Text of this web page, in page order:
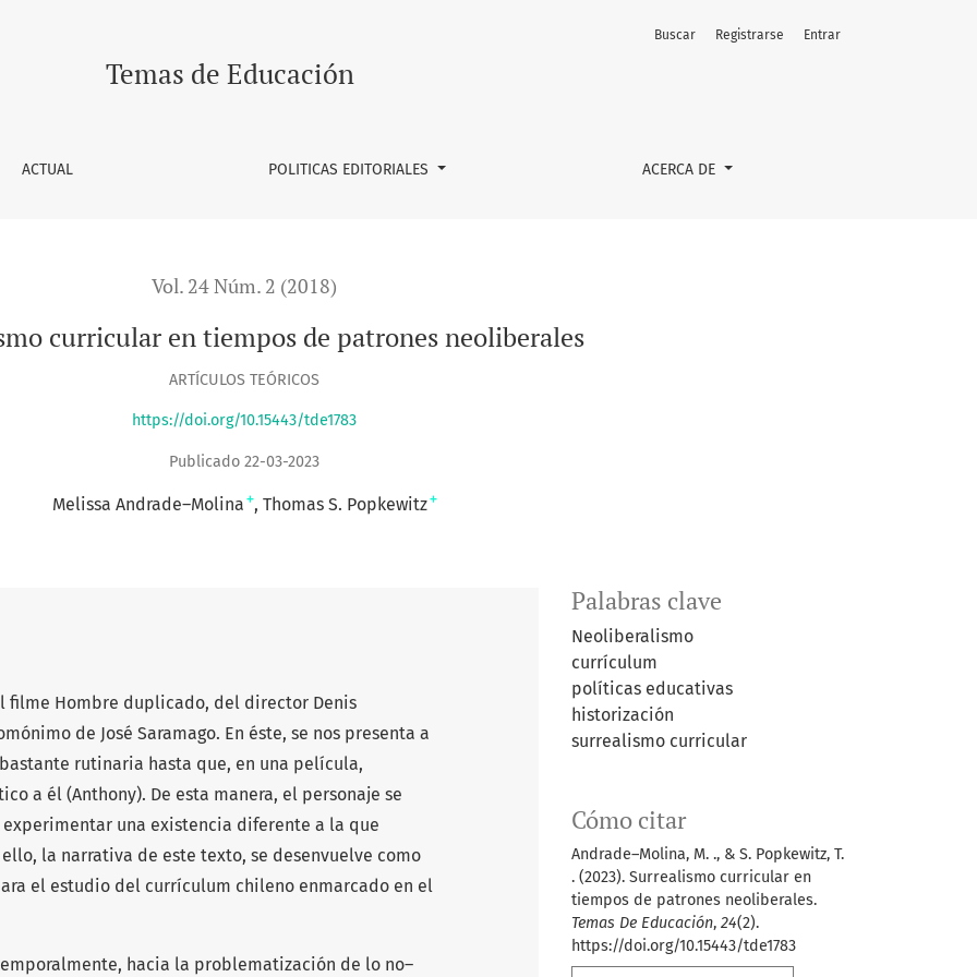
neoliberales
Temas de Educación
ACTUAL POLITICAS EDITORIALES ACERCA DE
Buscar Registrarse Entrar
Vol. 24 Núm. 2 (2018)
curricular en tiempos de patrones neoliberales
ARTÍCULOS TEÓRICOS
https://doi.org/10.15443/tde1783
Publicado 22-03-2023
Melissa Andrade–Molina + Thomas S. Popkewitz+
Palabras clave
Neoliberalismo
currículum
políticas educativas
historización
surrealismo curricular
Cómo citar
Andrade–Molina, M. ., & S. Popkewitz, T.
. (2023). Surrealismo curricular en
tiempos de patrones neoliberales.
Temas De Educación, 24(2).
https://doi.org/10.15443/tde1783
filme Hombre duplicado, del director Denis
de José Saramago. En éste, se nos presenta a
rutinaria hasta que, en una película,
a él (Anthony). De esta manera, el personaje se
una existencia diferente a la que
la narrativa de este texto, se desenvuelve como
el estudio del currículum chileno enmarcado en el
hacia la problematización de lo no–